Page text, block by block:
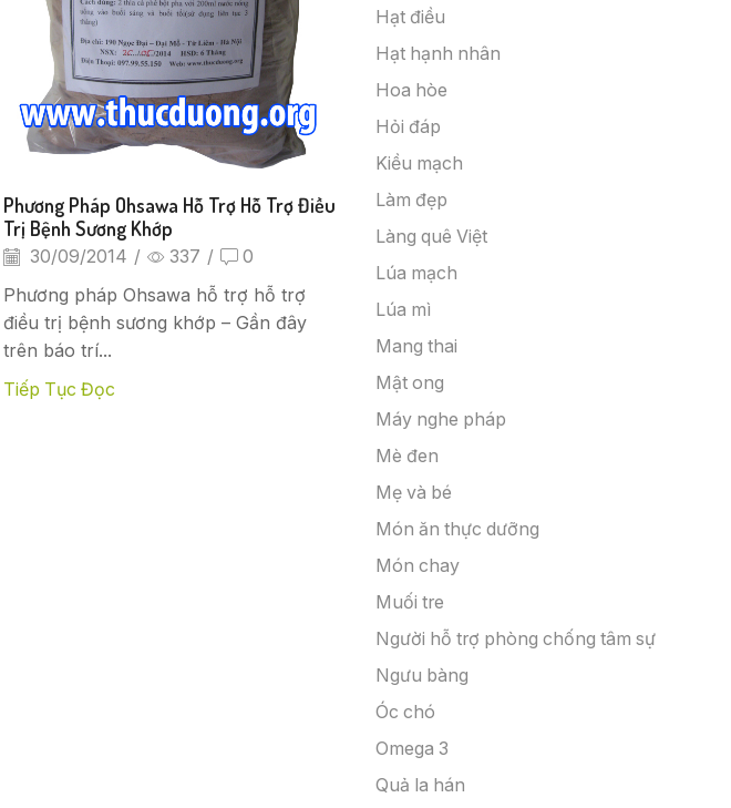
Phương Pháp Ohsawa Hỗ Trợ Hỗ Trợ Điều
Trị Bệnh Sương Khớp
30/09/2014 / 337 / 0
Phương pháp Ohsawa hỗ trợ hỗ trợ
điều trị bệnh sương khớp – Gần đây
trên báo trí...
Tiếp Tục Đọc
Hạt điều
Hạt hạnh nhân
Hoa hòe
Hỏi đáp
Kiều mạch
Làm đẹp
Làng quê Việt
Lúa mạch
Lúa mì
Mang thai
Mật ong
Máy nghe pháp
Mè đen
Mẹ và bé
Món ăn thực dưỡng
Món chay
Muối tre
Người hỗ trợ phòng chống tâm sự
Ngưu bàng
Óc chó
Omega 3
Quả la hán